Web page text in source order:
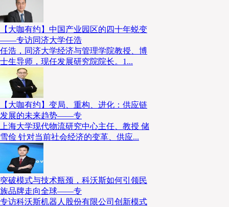
【大咖有约】中国产业园区的四十年蜕变
——专访同济大学任浩
任浩，同济大学经济与管理学院教授、博
士生导师，现任发展研究院院长。1...
【大咖有约】变局、重构、进化：供应链
发展的未来趋势——专
上海大学现代物流研究中心主任、教授 储
雪俭 针对当前社会经济的变革、供应...
突破模式与技术瓶颈，科沃斯如何引领民
族品牌走向全球——专
专访科沃斯机器人股份有限公司创新模式